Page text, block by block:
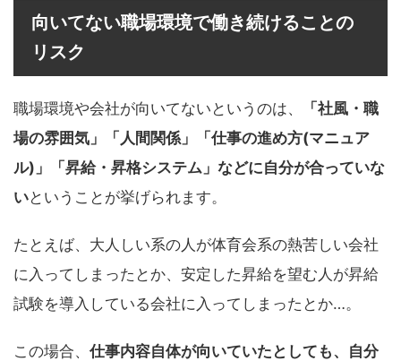
向いてない職場環境で働き続けることの
リスク
職場環境や会社が向いてないというのは、
「社風・職
場の雰囲気」「人間関係」「仕事の進め方(マニュア
ル)」「昇給・昇格システム」などに自分が合っていな
いということが挙げられます。
たとえば、大人しい系の人が体育会系の熱苦しい会社
に入ってしまったとか、安定した昇給を望む人が昇給
試験を導入している会社に入ってしまったとか…。
この場合、 仕事内容自体が向いていたとしても、自分